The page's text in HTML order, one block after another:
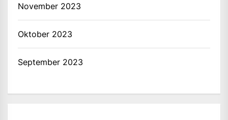
November 2023
Oktober 2023
September 2023